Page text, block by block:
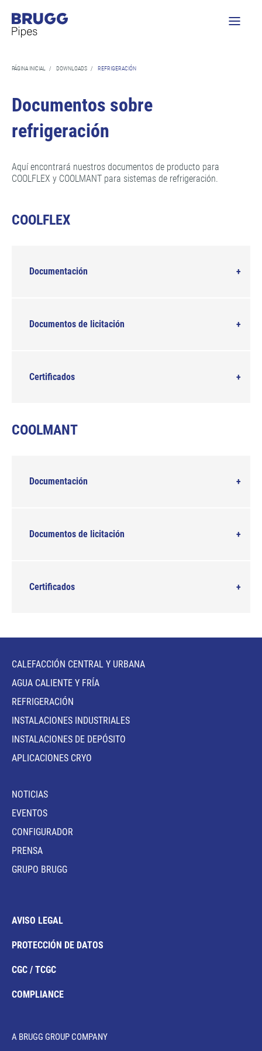
PÁGINA INICIAL / DOWNLOADS / REFRIGERACIÓN
Documentos sobre
refrigeración
Aquí encontrará nuestros documentos de producto para
COOLFLEX y COOLMANT para sistemas de refrigeración.
COOLFLEX
Documentación
Documentos de licitación
Certificados
COOLMANT
Documentación
Documentos de licitación
Certificados
CALEFACCIÓN CENTRAL Y URBANA
AGUA CALIENTE Y FRÍA
REFRIGERACIÓN
INSTALACIONES INDUSTRIALES
INSTALACIONES DE DEPÓSITO
APLICACIONES CRYO
NOTICIAS
EVENTOS
CONFIGURADOR
PRENSA
GRUPO BRUGG
AVISO LEGAL
PROTECCIÓN DE DATOS
CGC / TCGC
COMPLIANCE
A BRUGG GROUP COMPANY